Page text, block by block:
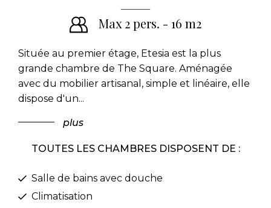
Max 2 pers. - 16 m2
Située au premier étage, Etesia est la plus
grande chambre de The Square. Aménagée
avec du mobilier artisanal, simple et linéaire, elle
dispose d'un...
plus
TOUTES LES CHAMBRES DISPOSENT DE :
Salle de bains avec douche
Climatisation